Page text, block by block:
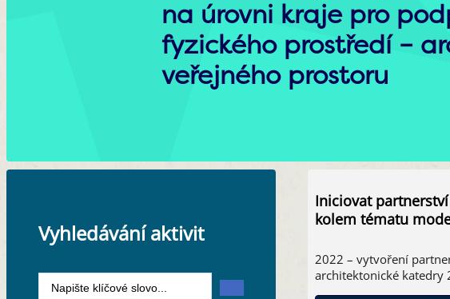
na úrovni kraje pro
fyzického prostředí –
veřejného prostoru
Vyhledávání aktivit
Iniciovat
kolem tématu
2022 – vytvoření
architektonické katedry